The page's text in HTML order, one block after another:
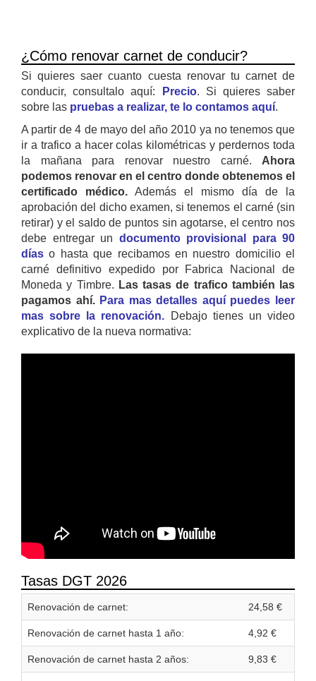
¿Cómo renovar carnet de conducir?
Si quieres saer cuanto cuesta renovar tu carnet de
conducir, consultalo aquí:
Precio. Si quieres saber
sobre las pruebas a realizar, te lo contamos aquí.
A partir de 4 de mayo del año 2010 ya no tenemos que
ir a trafico a hacer colas kilométricas y perdernos toda
la mañana para renovar nuestro carné. Ahora
podemos renovar en el centro donde obtenemos el
certificado médico. Además el mismo día de la
aprobación del dicho examen, si tenemos el carné (sin
retirar) y el saldo de puntos sin agotarse, el centro nos
debe entregar un documento provisional para 90
días o hasta que recibamos en nuestro domicilio el
carné definitivo expedido por Fabrica Nacional de
Moneda y Timbre. Las tasas de trafico también las
pagamos ahí. Para mas detalles aquí puedes leer
mas sobre la renovación. Debajo tienes un video
explicativo de la nueva normativa:
Tasas DGT 2026
Renovación de carnet: 24,58 €
Renovación de carnet hasta 1 año: 4,92 €
Renovación de carnet hasta 2 años: 9,83 €